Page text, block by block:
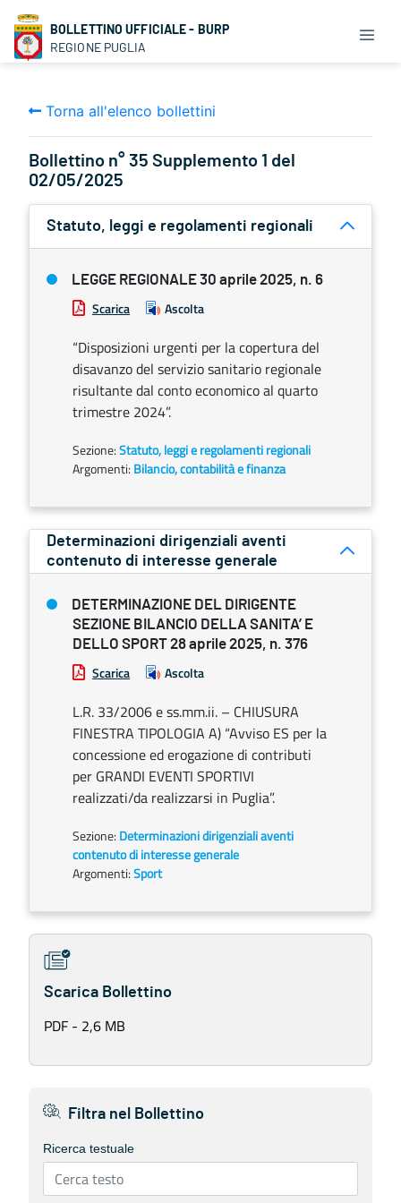
BOLLETTINO UFFICIALE - BURP
REGIONE PUGLIA
Torna all'elenco bollettini
Bollettino n° 35 Supplemento 1 del
02/05/2025
Statuto, leggi e regolamenti regionali
LEGGE REGIONALE 30 aprile 2025, n. 6
Scarica Ascolta
“Disposizioni urgenti per la copertura del
disavanzo del servizio sanitario regionale
risultante dal conto economico al quarto
trimestre 2024”.
Sezione:Statuto, leggi e regolamenti regionali
Argomenti: Bilancio, contabilità e finanza
Determinazioni dirigenziali aventi
contenuto di interesse generale
DETERMINAZIONE DEL DIRIGENTE
SEZIONE BILANCIO DELLA SANITA’ E
DELLO SPORT 28 aprile 2025, n. 376
Scarica Ascolta
L.R. 33/2006 e ss.mm.ii. – CHIUSURA
FINESTRA TIPOLOGIA A) “Avviso ES per la
concessione ed erogazione di contributi
per GRANDI EVENTI SPORTIVI
realizzati/da realizzarsi in Puglia”.
Sezione: Determinazioni dirigenziali aventi
contenuto di interesse generale
Argomenti:Sport
Scarica Bollettino
PDF - 2,6 MB
Filtra nel Bollettino
Ricerca testuale